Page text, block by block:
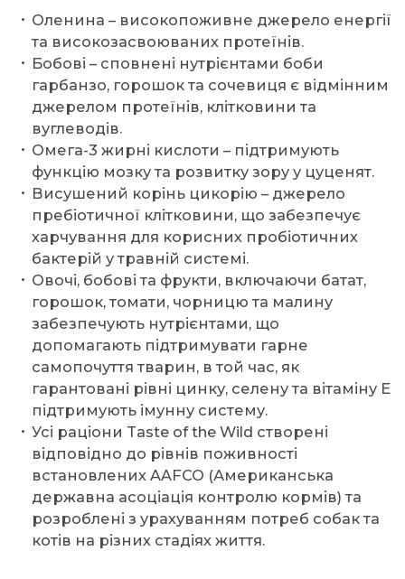
Оленина – високопоживне джерело енергії
та високозасвоюваних протеїнів.
Бобові – сповнені нутрієнтами боби
гарбанзо, горошок та сочевиця є відмінним
джерелом протеїнів, клітковини та
вуглеводів.
Омега-3 жирні кислоти – підтримують
функцію мозку та розвитку зору у цуценят.
Висушений корінь цикорію – джерело
пребіотичної клітковини, що забезпечує
харчування для корисних пробіотичних
бактерій у травній системі.
Овочі, бобові та фрукти, включаючи батат,
горошок, томати, чорницю та малину
забезпечують нутрієнтами, що
допомагають підтримувати гарне
самопочуття тварин, в той час, як
гарантовані рівні цинку, селену та вітаміну Е
підтримують імунну систему.
Усі раціони Taste of the Wild створені
відповідно до рівнів поживності
встановлених AAFCO (Американська
державна асоціація контролю кормів) та
розроблені з урахуванням потреб собак та
котів на різних стадіях життя.